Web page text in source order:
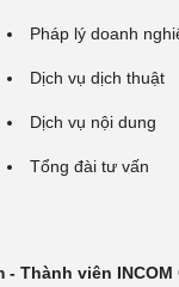
Pháp lý doanh
Dịch vụ dịch thuật
Dịch vụ nội dung
Tổng đài tư vấn
Thành viên